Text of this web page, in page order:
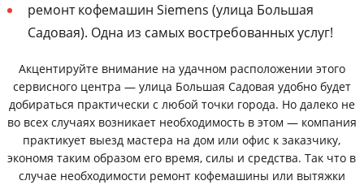
ремонт кофемашин Siemens (улица Большая
Садовая). Одна из самых востребованных услуг!
Акцентируйте внимание на удачном расположении этого
сервисного центра — улица Большая Садовая удобно будет
добираться практически с любой точки города. Но далеко не
во всех случаях возникает необходимость в этом — компания
практикует выезд мастера на дом или офис к заказчику,
экономя таким образом его время, силы и средства. Так что в
случае необходимости ремонт кофемашины или вытяжки